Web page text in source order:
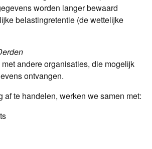
worden langer bewaard
belastingretentie (de wettelijke
andere organisaties, die mogelijk
ontvangen.
af te handelen, werken we samen met: